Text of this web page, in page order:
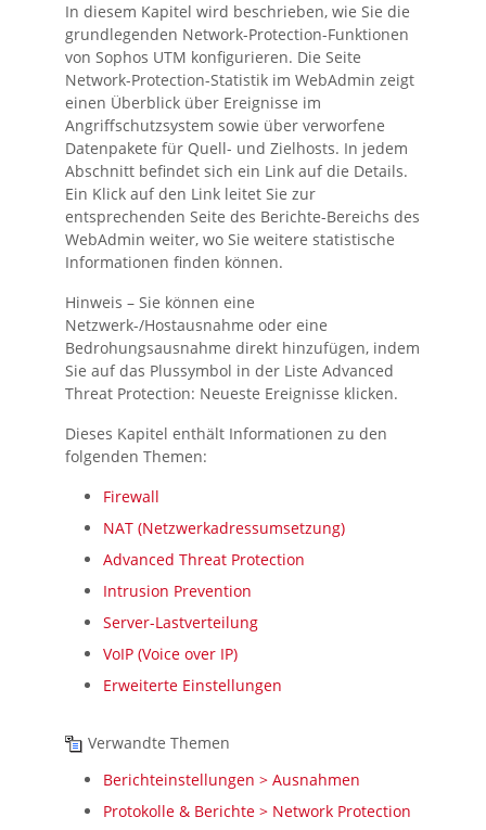
In diesem Kapitel wird beschrieben, wie Sie die
grundlegenden Network-Protection-Funktionen
von Sophos UTM konfigurieren. Die Seite
Network-Protection-Statistik im WebAdmin zeigt
einen Überblick über Ereignisse im
Angriffschutzsystem sowie über verworfene
Datenpakete für Quell- und Zielhosts. In jedem
Abschnitt befindet sich ein Link auf die Details.
Ein Klick auf den Link leitet Sie zur
entsprechenden Seite des Berichte-Bereichs des
WebAdmin weiter, wo Sie weitere statistische
Informationen finden können.
Hinweis – Sie können eine
Netzwerk-/Hostausnahme oder eine
Bedrohungsausnahme direkt hinzufügen, indem
Sie auf das Plussymbol in der Liste Advanced
Threat Protection: Neueste Ereignisse klicken.
Dieses Kapitel enthält Informationen zu den
folgenden Themen:
Firewall
NAT (Netzwerkadressumsetzung)
Advanced Threat Protection
Intrusion Prevention
Server-Lastverteilung
VoIP (Voice over IP)
Erweiterte Einstellungen
Verwandte Themen
Berichteinstellungen > Ausnahmen
Protokolle & Berichte > Network Protection